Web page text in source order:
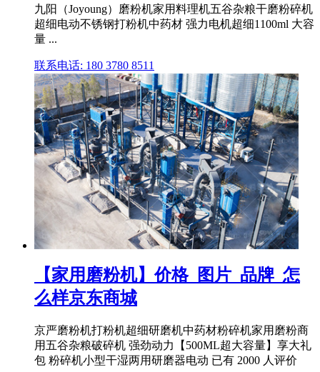
九阳（Joyoung）磨粉机家用料理机五谷杂粮干磨粉碎机
超细电动不锈钢打粉机中药材 强力电机超细1100ml 大容
量 ...
联系电话: 180 3780 8511
【家用磨粉机】价格_图片_品牌_怎
么样京东商城
京严磨粉机打粉机超细研磨机中药材粉碎机家用磨粉商
用五谷杂粮破碎机 强劲动力【500ML超大容量】享大礼
包 粉碎机小型干湿两用研磨器电动 已有 2000 人评价